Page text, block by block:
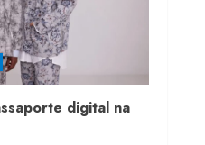
digital na